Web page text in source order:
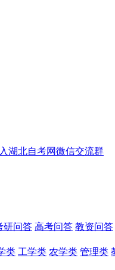
湖北自考网微信交流群
研问答 高考问答 教资问答
类 工学类 农学类 管理类